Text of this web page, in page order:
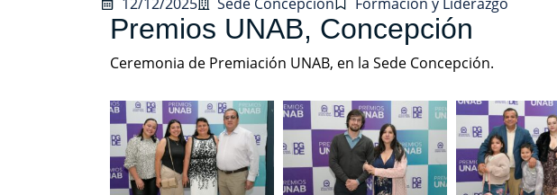
Premios UNAB, Concepción
Ceremonia de Premiación UNAB, en la Sede Concepción.